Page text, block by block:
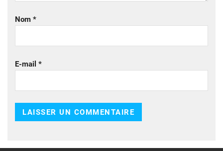
Nom *
E-mail *